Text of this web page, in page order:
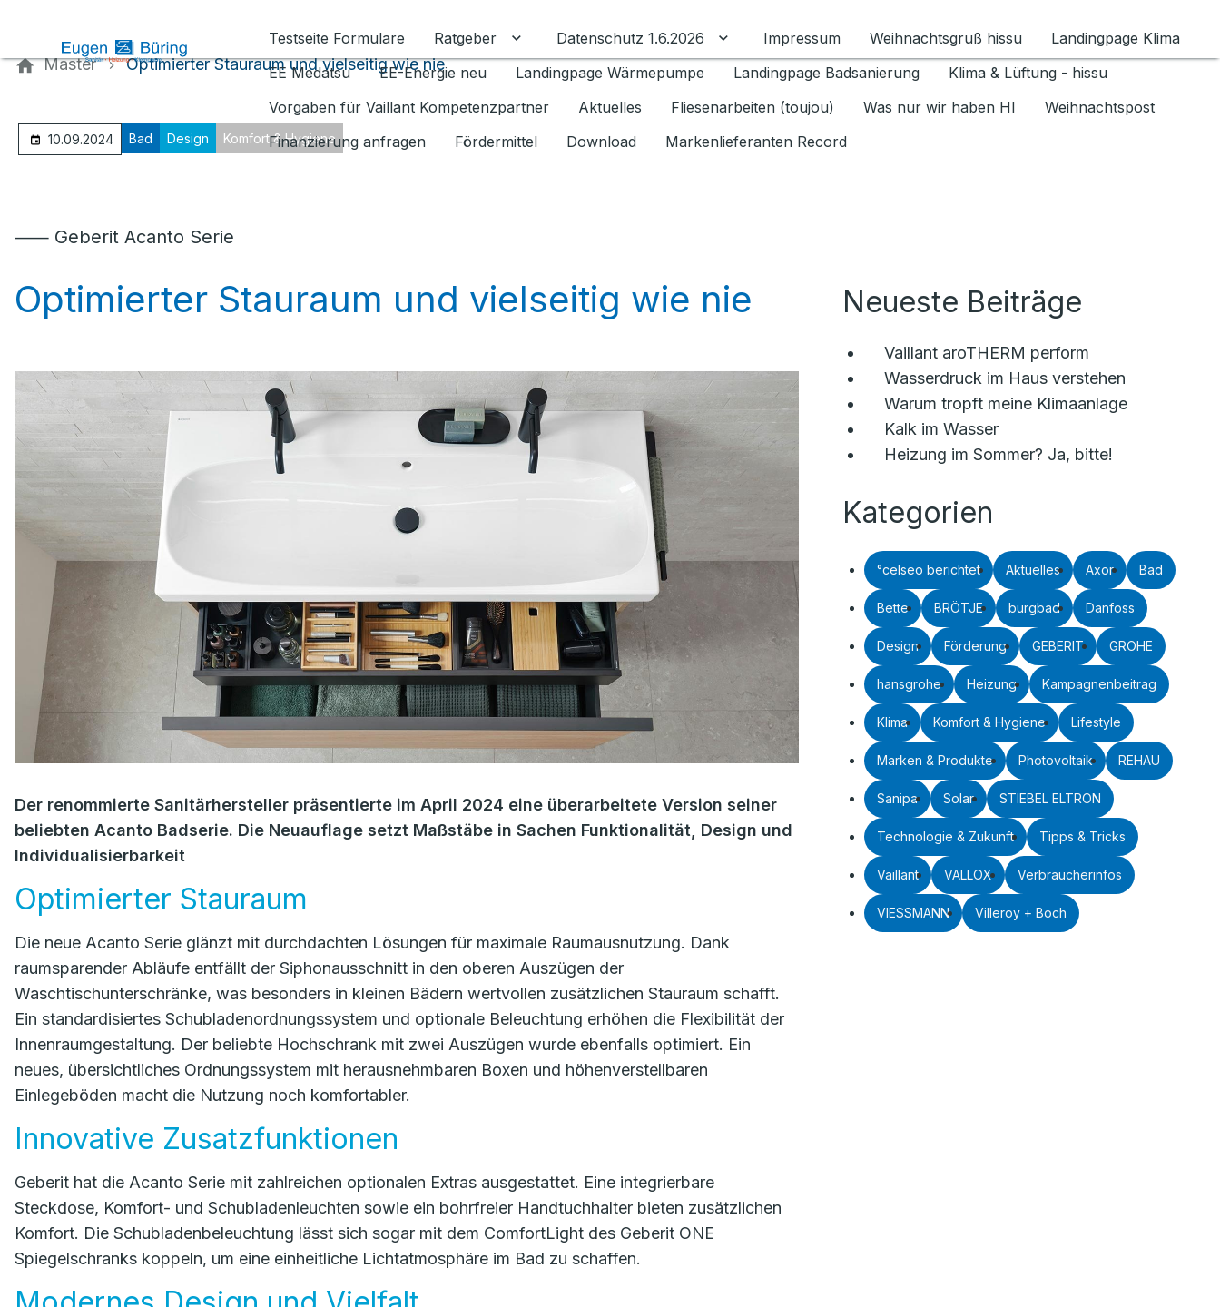
Testseite Formulare
Ratgeber Untermenü für Ratgeber umschalten
Datenschutz 1.6.2026 Untermenü für Datenschutz 1.6.2026 umschalten
Impressum Weihnachtsgruß hissu
Landingpage Klima
EE Medatsu
EE-Energie neu Landingpage Wärmepumpe Landingpage Badsanierung
Klima & Lüftung - hissu
Vorgaben für Vaillant Kompetenzpartner
Aktuelles Fliesenarbeiten (toujou) Was nur wir haben HI
Weihnachtspost
Finanzierung anfragen
Fördermittel Download Markenlieferanten Record
Master Optimierter Stauraum und vielseitig wie nie
10.09.2024 Bad Design Komfort & Hygiene
⸺ Geberit Acanto Serie
Optimierter Stauraum und vielseitig wie nie
Der renommierte Sanitärhersteller präsentierte im April 2024 eine überarbeitete Version seiner
beliebten Acanto Badserie. Die Neuauflage setzt Maßstäbe in Sachen Funktionalität, Design und
Individualisierbarkeit
Optimierter Stauraum
Die neue Acanto Serie glänzt mit durchdachten Lösungen für maximale Raumausnutzung. Dank
raumsparender Abläufe entfällt der Siphonausschnitt in den oberen Auszügen der
Waschtischunterschränke, was besonders in kleinen Bädern wertvollen zusätzlichen Stauraum schafft.
Ein standardisiertes Schubladenordnungssystem und optionale Beleuchtung erhöhen die Flexibilität der
Innenraumgestaltung. Der beliebte Hochschrank mit zwei Auszügen wurde ebenfalls optimiert. Ein
neues, übersichtliches Ordnungssystem mit herausnehmbaren Boxen und höhenverstellbaren
Einlegeböden macht die Nutzung noch komfortabler.
Innovative Zusatzfunktionen
Geberit hat die Acanto Serie mit zahlreichen optionalen Extras ausgestattet. Eine integrierbare
Steckdose, Komfort- und Schubladenleuchten sowie ein bohrfreier Handtuchhalter bieten zusätzlichen
Komfort. Die Schubladenbeleuchtung lässt sich sogar mit dem ComfortLight des Geberit ONE
Spiegelschranks koppeln, um eine einheitliche Lichtatmosphäre im Bad zu schaffen.
Neueste Beiträge
Vaillant aroTHERM perform
Wasserdruck im Haus verstehen
Warum tropft meine Klimaanlage
Kalk im Wasser
Heizung im Sommer? Ja, bitte!
Kategorien
°celseo berichtet Aktuelles Axor Bad
Bette BRÖTJE burgbad Danfoss
Design Förderung GEBERIT GROHE
hansgrohe Heizung Kampagnenbeitrag
Klima Komfort & Hygiene Lifestyle
Marken & Produkte Photovoltaik REHAU
Sanipa Solar STIEBEL ELTRON
Technologie & Zukunft Tipps & Tricks
Vaillant VALLOX Verbraucherinfos
VIESSMANN Villeroy + Boch